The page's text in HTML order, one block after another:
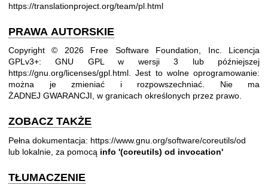
https://translationproject.org/team/pl.html
PRAWA AUTORSKIE
Copyright © 2026 Free Software Foundation, Inc. Licencja
GPLv3+: GNU GPL w wersji 3 lub późniejszej
https://gnu.org/licenses/gpl.html .Jest to wolne oprogramowanie:
można je zmieniać i rozpowszechniać. Nie ma
ŻADNEJ GWARANCJI, w granicach określonych przez prawo.
ZOBACZ TAKŻE
Pełna dokumentacja: https://www.gnu.org/software/coreutils/od
lub lokalnie, za pomocą info '(coreutils) od invocation'
TŁUMACZENIE